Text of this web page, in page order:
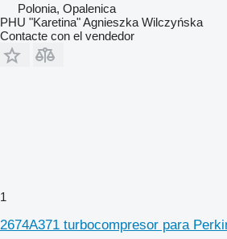
Polonia, Opalenica
PHU "Karetina" Agnieszka Wilczyńska
Contacte con el vendedor
1
2674A371 turbocompresor para